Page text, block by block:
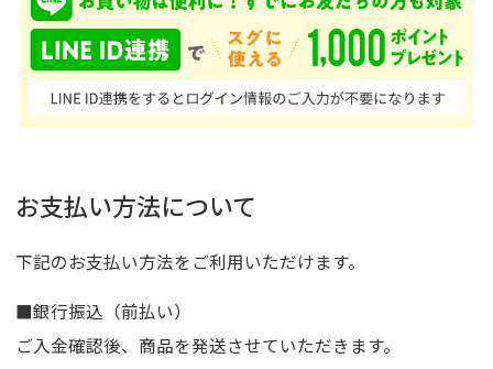
お支払い方法について
下記のお支払い方法をご利用いただけます。
■銀行振込（前払い）
ご入金確認後、商品を発送させていただきます。